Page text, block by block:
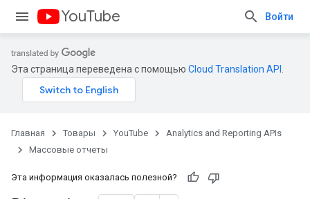
YouTube Войти
Эта страница переведена с помощью Cloud Translation API
Главная Товары YouTube
Analytics and Reporting APIs
Массовые отчеты
Эта информация оказалась полезной?